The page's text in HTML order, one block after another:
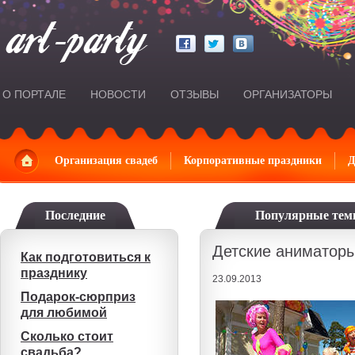
О ПОРТАЛЕ НОВОСТИ ОТЗЫВЫ ОРГАНИЗАТОРЫ
ГлавнаяОрганизация свадеб Корпоративные праздники
Последние
Как подготовиться к
празднику
Подарок-сюрприз
для любимой
Сколько стоит
свадьба?
Популярные
Детские
23.09.2013